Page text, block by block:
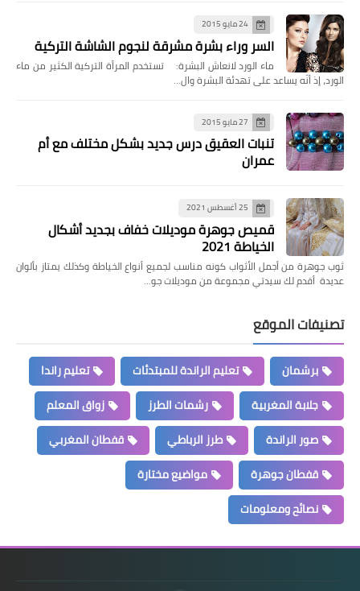
24 مايو 2015
السر وراء بشرة مشرقة لنجوم الشاشة التركية
ماء الورد لانعاش البشرة: تستخدم المرأة التركية الكثير من ماء
الورد، إذ أنّه يساعد على تهدئة البشرة وال…
27 مايو 2015
تنبات العقيق درس جديد بشكل مختلف مع أم
عمران
25 أغسطس 2021
قميص جوهرة موديلات خفاف بجديد أشكال
الخياطة 2021
ثوب جوهرة من أجمل الأثواب كونه مناسب لجميع أنواع الخياطة وكذلك يمتاز بألوان
عديدة أقدم لك سيدتي مجموعة من موديلات جو…
تصنيفات الموقع
برشمان تعليم الراندة للمبتدئات
تعليم راندا
جلابة المغربية
رشمات الطرز
زواق المعلم
صور الراندة
طرز الرباطي
قفطان المغربي
قفطان جوهرة
مواضيع مختارة
نصائح ومعلومات